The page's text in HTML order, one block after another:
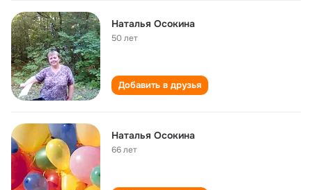
Наталья Осокина
50 лет
Добавить в друзья
Наталья Осокина
66 лет